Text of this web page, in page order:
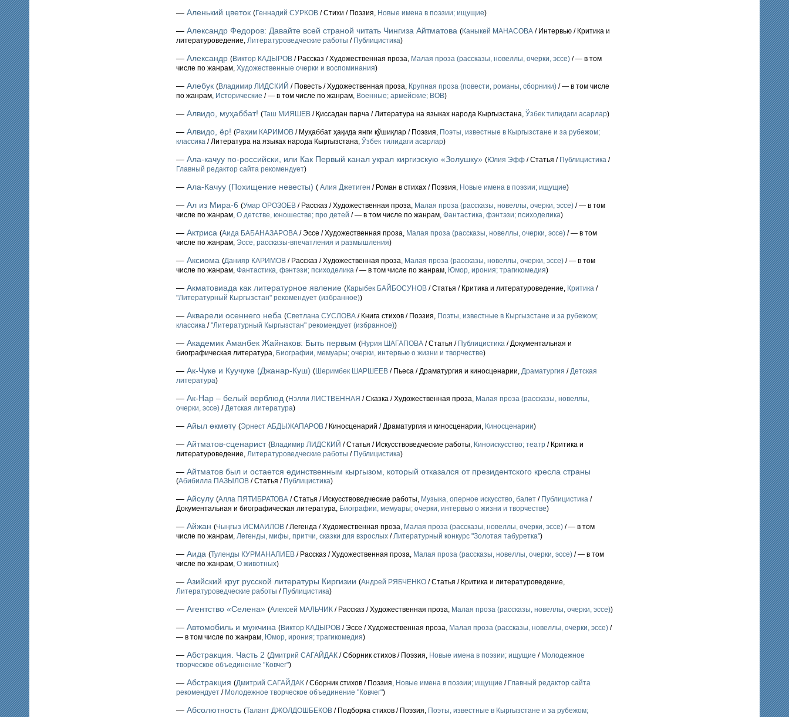
— Аленький цветок (Геннадий СУРКОВ / Стихи / Поэзия, Новые имена в поэзии; ищущие)
— Александр Федоров: Давайте всей страной читать Чингиза Айтматова (Каныкей МАНАСОВА / Интервью / Критика и
литературоведение, Литературоведческие работы / Публицистика)
— Александр (Виктор КАДЫРОВ / Рассказ / Художественная проза, Малая проза (рассказы, новеллы, очерки, эссе) / — в том
числе по жанрам, Художественные очерки и воспоминания)
— Алебук (Владимир ЛИДСКИЙ / Повесть / Художественная проза, Крупная проза (повести, романы, сборники) / — в том числе
по жанрам, Исторические / — в том числе по жанрам, Военные; армейские; ВОВ)
— Алвидо, муҳаббат! (Таш МИЯШЕВ / Қиссадан парча / Литература на языках народа Кыргызстана, Ўзбек тилидаги асарлар)
— Алвидо, ёр! (Раҳим КАРИМОВ / Муҳаббат ҳақида янги қўшиқлар / Поэзия, Поэты, известные в Кыргызстане и за рубежом;
классика / Литература на языках народа Кыргызстана, Ўзбек тилидаги асарлар)
— Ала-качуу по-российски, или Как Первый канал украл киргизскую «Золушку» (Юлия Эфф / Статья / Публицистика /
Главный редактор сайта рекомендует)
— Ала-Качуу (Похищение невесты) ( Алия Джетиген / Роман в стихах / Поэзия, Новые имена в поэзии; ищущие)
— Ал из Мира-6 (Умар ОРОЗОЕВ / Рассказ / Художественная проза, Малая проза (рассказы, новеллы, очерки, эссе) / — в том
числе по жанрам, О детстве, юношестве; про детей / — в том числе по жанрам, Фантастика, фэнтэзи; психоделика)
— Актриса (Аида БАБАНАЗАРОВА / Эссе / Художественная проза, Малая проза (рассказы, новеллы, очерки, эссе) / — в том
числе по жанрам, Эссе, рассказы-впечатления и размышления)
— Аксиома (Данияр КАРИМОВ / Рассказ / Художественная проза, Малая проза (рассказы, новеллы, очерки, эссе) / — в том
числе по жанрам, Фантастика, фэнтэзи; психоделика / — в том числе по жанрам, Юмор, ирония; трагикомедия)
— Акматовиада как литературное явление (Карыбек БАЙБОСУНОВ / Статья / Критика и литературоведение, Критика /
"Литературный Кыргызстан" рекомендует (избранное))
— Акварели осеннего неба (Светлана СУСЛОВА / Книга стихов / Поэзия, Поэты, известные в Кыргызстане и за рубежом;
классика /"Литературный Кыргызстан" рекомендует (избранное))
— Академик Аманбек Жайнаков: Быть первым (Нурия ШАГАПОВА / Статья / Публицистика / Документальная и
биографическая литература, Биографии, мемуары; очерки, интервью о жизни и творчестве)
— Ак-Чуке и Куучуке (Джанар-Куш) (Шеримбек ШАРШЕЕВ / Пьеса / Драматургия и киносценарии, Драматургия /Детская
литература)
— Ак-Нар – белый верблюд (Нэлли ЛИСТВЕННАЯ / Сказка / Художественная проза, Малая проза (рассказы, новеллы,
очерки, эссе) /Детская литература)
— Айыл өкмөтү (Эрнест АБДЫЖАПАРОВ / Киносценарий / Драматургия и киносценарии, Киносценарии)
— Айтматов-сценарист (Владимир ЛИДСКИЙ / Статья / Искусствоведческие работы, Киноискусство; театр / Критика и
литературоведение, Литературоведческие работы / Публицистика)
— Айтматов был и остается единственным кыргызом, который отказался от президентского кресла страны
(Абибилла ПАЗЫЛОВ / Статья / Публицистика)
— Айсулу (Алла ПЯТИБРАТОВА / Статья / Искусствоведческие работы, Музыка, оперное искусство, балет / Публицистика /
Документальная и биографическая литература, Биографии, мемуары; очерки, интервью о жизни и творчестве)
— Айжан (Чыңгыз ИСМАИЛОВ / Легенда / Художественная проза, Малая проза (рассказы, новеллы, очерки, эссе) / — в том
числе по жанрам, Легенды, мифы, притчи, сказки для взрослых /Литературный конкурс "Золотая табуретка")
— Аида (Туленды КУРМАНАЛИЕВ / Рассказ / Художественная проза, Малая проза (рассказы, новеллы, очерки, эссе) / — в том
числе по жанрам, О животных)
— Азийский круг русской литературы Киргизии (Андрей РЯБЧЕНКО / Статья / Критика и литературоведение,
Литературоведческие работы / Публицистика)
— Агентство «Селена» (Алексей МАЛЬЧИК / Рассказ / Художественная проза, Малая проза (рассказы, новеллы, очерки, эссе))
— Автомобиль и мужчина (Виктор КАДЫРОВ / Эссе / Художественная проза, Малая проза (рассказы, новеллы, очерки, эссе) /
— в том числе по жанрам, Юмор, ирония; трагикомедия)
— Абстракция. Часть 2 (Дмитрий САГАЙДАК / Сборник стихов / Поэзия, Новые имена в поэзии; ищущие / Молодежное
творческое объединение "Ковчег")
— Абстракция (Дмитрий САГАЙДАК / Сборник стихов / Поэзия, Новые имена в поэзии; ищущие / Главный редактор сайта
рекомендует / Молодежное творческое объединение "Ковчег")
— Абсолютность (Талант ДЖОЛДОШБЕКОВ / Подборка стихов / Поэзия, Поэты, известные в Кыргызстане и за рубежом;